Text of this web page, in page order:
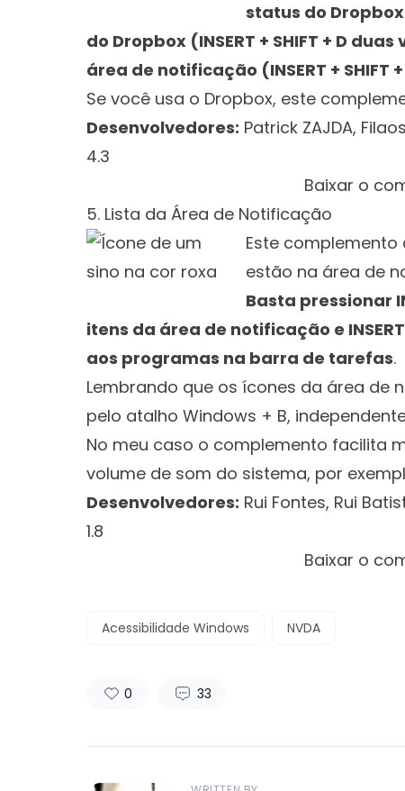
status do Dropbox
do Dropbox (INSERT + SHIFT + D
área de notificação (INSERT + SHIFT
Se você usa o Dropbox, este
Desenvolvedores: Patrick ZAJDA,
4.3
Clique aqui
Baixar o
5. Lista da Área de Notificação
Este
estão na área de
Basta pressionar
itens da área de notificação e
aos programas na barra de tarefas.
Lembrando que os ícones da área de
pelo atalho Windows + B,
No meu caso o complemento facilita
volume de som do sistema, por
Desenvolvedores: Rui Fontes, Rui
1.8
Clique aqui
Baixar o
Acessibilidade Windows NVDA
0 33